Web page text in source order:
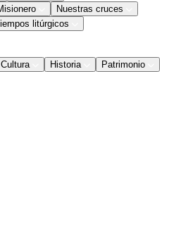
Nuestras cruces
litúrgicos
Cultura Historia
Patrimonio